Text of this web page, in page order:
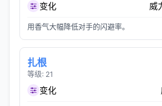
变化 威
用香气大幅降低对手的闪避率。
扎根
等级: 21
变化